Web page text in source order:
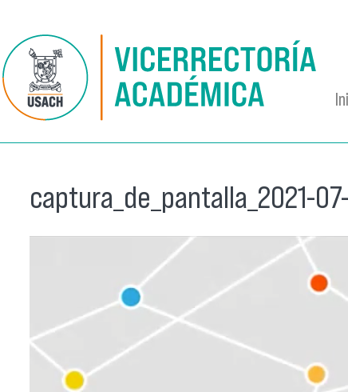
captura_de_pantalla_2021-